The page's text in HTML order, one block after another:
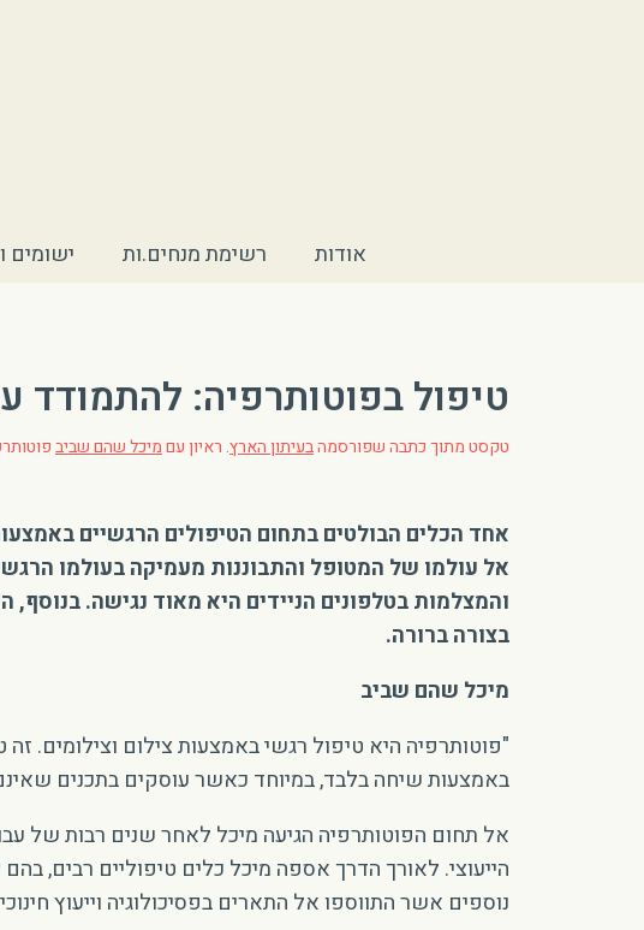
אודות רשימת מנחים.ות ישומים
טיפול בפוטותרפיה: להתמודד
טקסט מתוך כתבה שפורסמהבעיתון הארץ. ראיון עםמיכל שהם שביב
אחד הכלים הבולטים בתחום הטיפולים הרגשיים
אל עולמו של המטופל והתבוננות מעמיקה בעולמו
והמצלמות בטלפונים הניידים היא מאוד נגישה.
בצורה ברורה.
מיכל שהם שביב
"פוטותרפיה היא טיפול רגשי באמצעות צילום וצילומים.
באמצעות שיחה בלבד, במיוחד כאשר עוסקים בתכנים
אל תחום הפוטותרפיה הגיעה מיכל לאחר שנים רבות של
נוספים אשר התווספו אל התארים בפסיכולוגיה וייעוץ